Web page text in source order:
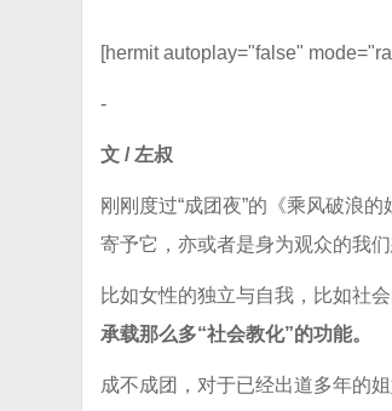
[hermit autoplay="false"
-
文 / 左叔
刚刚度过“成团夜”的《乘风破浪
寄予它，亦或者是身为观众的我
比如女性的独立与自我，比如社
承载那么多“社会教化”的功能。
成不成团，对于已经出道多年的